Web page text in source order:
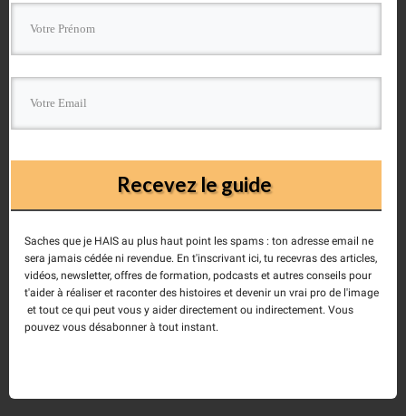
➜Connaître les points très
importants
Recevez le Guide!
Recevez le guide
Saches que je HAIS au plus haut point les spams : ton adresse email ne
sera jamais cédée ni revendue. En t'inscrivant ici, tu recevras des articles,
vidéos, newsletter, offres de formation, podcasts et autres conseils pour
t'aider à réaliser et raconter des histoires et devenir un vrai pro de l'image
et tout ce qui peut vous y aider directement ou indirectement. Vous
pouvez vous désabonner à tout instant.